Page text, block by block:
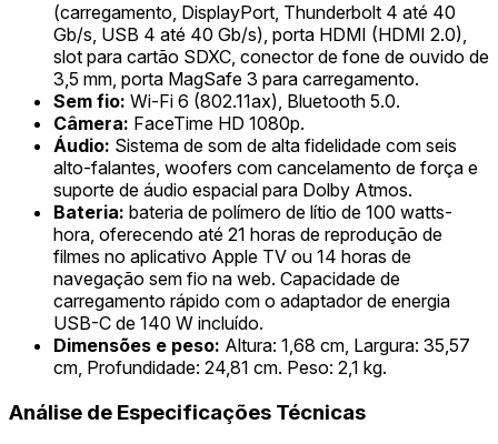
(carregamento, DisplayPort, Thunderbolt 4 até 40
Gb/s, USB 4 até 40 Gb/s), porta HDMI (HDMI 2.0),
slot para cartão SDXC, conector de fone de ouvido de
3,5 mm, porta MagSafe 3 para carregamento.
Sem fio: Wi-Fi 6 (802.11ax), Bluetooth 5.0.
Câmera: FaceTime HD 1080p.
Áudio: Sistema de som de alta fidelidade com seis
alto-falantes, woofers com cancelamento de força e
suporte de áudio espacial para Dolby Atmos.
Bateria: bateria de polímero de lítio de 100 watts-
hora, oferecendo até 21 horas de reprodução de
filmes no aplicativo Apple TV ou 14 horas de
navegação sem fio na web. Capacidade de
carregamento rápido com o adaptador de energia
USB-C de 140 W incluído.
Dimensões e peso: Altura: 1,68 cm, Largura: 35,57
cm, Profundidade: 24,81 cm. Peso: 2,1 kg.
Análise de Especificações Técnicas